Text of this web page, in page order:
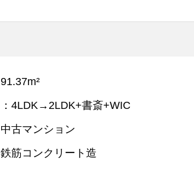
91.37m²
4LDK→2LDK+書斎+WIC
中古マンション
鉄筋コンクリート造